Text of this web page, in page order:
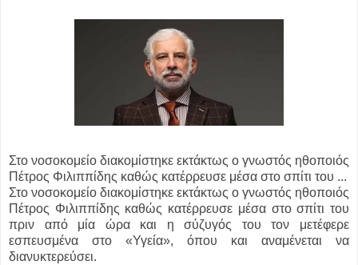
Στο νοσοκομείο διακομίστηκε εκτάκτως ο γνωστός ηθοποιός
Πέτρος Φιλιππίδης καθώς κατέρρευσε μέσα στο σπίτι του ...
Στο νοσοκομείο διακομίστηκε εκτάκτως ο γνωστός ηθοποιός
Πέτρος Φιλιππίδης καθώς κατέρρευσε μέσα στο σπίτι του
πριν από μία ώρα και η σύζυγός του τον μετέφερε
εσπευσμένα στο «Υγεία», όπου και αναμένεται να
διανυκτερεύσει.